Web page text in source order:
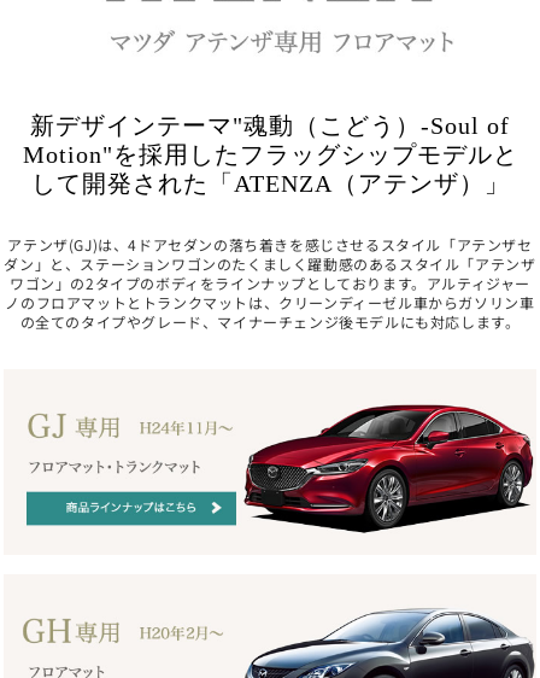
新デザインテーマ"魂動（こどう）-Soul of
Motion"を採用したフラッグシップモデルと
して開発された「ATENZA（アテンザ）」
アテンザ(GJ)は、4ドアセダンの落ち着きを感じさせるスタイル「アテンザセ
ダン」と、ステーションワゴンのたくましく躍動感のあるスタイル「アテンザ
ワゴン」の2タイプのボディをラインナップとしております。アルティジャー
ノのフロアマットとトランクマットは、クリーンディーゼル車からガソリン車
の全てのタイプやグレード、マイナーチェンジ後モデルにも対応します。